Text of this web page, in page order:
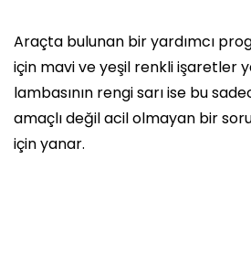
Araçta bulunan bir yardımcı
için mavi ve yeşil renkli işaretler
lambasının rengi sarı ise bu
amaçlı değil acil olmayan bir
için yanar.